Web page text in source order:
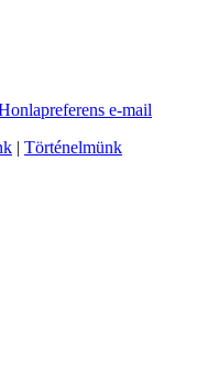
e-mail
| Történelmünk